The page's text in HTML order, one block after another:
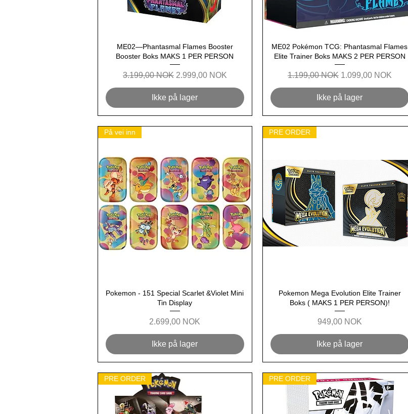
Hurtigvisning
ME02—Phantasmal Flames Booster
Booster Boks MAKS 1 PER PERSON
Regulær pris
3.199,00 NOK Salgspris
2.999,00 NOK
Ikke på lager
Hurtigvisning
ME02 Pokémon TCG: Phantasmal Flames
Elite Trainer Boks MAKS 2 PER PERSON
Regulær pris
1.199,00 NOK Salgspris
1.099,00 NOK
Ikke på lager
Hurtigvisning
På vei inn
Pokemon - 151 Special Scarlet &Violet Mini
Tin Display
Pris
2.699,00 NOK
Ikke på lager
Hurtigvisning
PRE ORDER
Pokemon Mega Evolution Elite Trainer
Boks ( MAKS 1 PER PERSON)!
Pris
949,00 NOK
Ikke på lager
PRE ORDER PRE ORDER